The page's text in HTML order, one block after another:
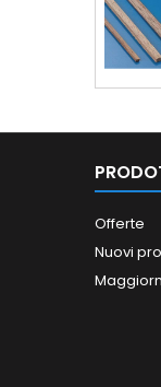
Offerte
Nuovi